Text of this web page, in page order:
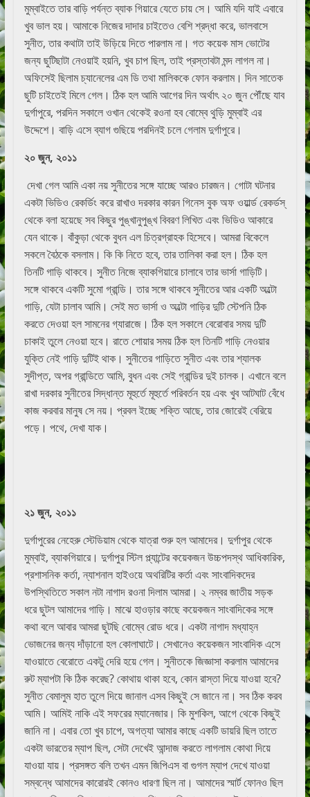
মুম্বাইতে তার বাড়ি পর্যন্ত ব্যাক গিয়ারে যেতে চায় সে। আমি যদি যাই এবারে
খুব ভাল হয়। আমাকে নিজের দাদার চাইতেও বেশি শ্রদ্ধা করে, ভালবাসে
সুনীত, তার কথাটা তাই উড়িয়ে দিতে পারলাম না। গত কয়েক মাস ভোটের
জন্য ছুটিছাটা নেওয়াই হয়নি, খুব চাপ ছিল, তাই প্রস্তাবটা মন্দ লাগল না।
অফিসেই ছিলাম চ্যানেলের এম ডি তথা মালিককে ফোন করলাম। দিন সাতেক
ছুটি চাইতেই মিলে গেল। ঠিক হল আমি আগের দিন অর্থাৎ ২০ জুন পৌঁছে যাব
দুর্গাপুরে, পরদিন সকালে ওখান থেকেই রওনা হব বোম্বে থুড়ি মুম্বাই এর
উদ্দেশে। বাড়ি এসে ব্যাগ গুছিয়ে পরদিনই চলে গেলাম দুর্গাপুরে।
২০জুন, ২০১১
দেখা গেল আমি একা নয় সুনীতের সঙ্গে যাচ্ছে আরও চারজন। গোটা ঘটনার
একটা ভিডিও রেকর্ডিং করে রাখাও দরকার কারন গিনেস বুক অফ ওয়ার্ল্ড রেকর্ডস্‌
থেকে বলা হয়েছে সব কিছুর পুঙ্খানুপুঙ্খ বিবরণ লিখিত এবং ভিডিও আকারে
যেন থাকে। বাঁকুড়া থেকে বুধন এল চিত্রগ্রাহক হিসেবে। আমরা বিকেলে
সকলে বৈঠকে বসলাম। কি কি নিতে হবে, তার তালিকা করা হল। ঠিক হল
তিনটি গাড়ি থাকবে। সুনীত নিজে ব্যাকগিয়ারে চালাবে তার ভার্সা গাড়িটি।
সঙ্গে থাকবে একটি সুমো গ্রান্ডি। তার সঙ্গে থাকবে সুনীতের আর একটি অল্টো
গাড়ি, যেটা চালাব আমি। সেই মত ভার্সা ও অল্টো গাড়ির দুটি স্টেপনি ঠিক
করতে দেওয়া হল সামনের গ্যারাজে। ঠিক হল সকালে বেরোবার সময় দুটি
চাকাই তুলে নেওয়া হবে। রাতে শোয়ার সময় ঠিক হল তিনটি গাড়ি নেওয়ার
যুক্তি নেই গাড়ি দুটিই থাক। সুনীতের গাড়িতে সুনীত এবং তার শ্যালক
সুদীপ্ত, অপর গ্রান্ডিতে আমি, বুধন এবং সেই গ্রান্ডির দুই চালক। এখানে বলে
রাখা দরকার সুনীতের সিদ্ধান্ত মূহুর্তে মূহুর্তে পরিবর্তন হয় এবং খুব আটঘাট বেঁধে
কাজ করবার মানুষ সে নয়। প্রবল ইচ্ছে শক্তি আছে, তার জোরেই বেরিয়ে
পড়ে। পথে, দেখা যাক।
২১জুন, ২০১১
দুর্গাপুরের নেহেরু স্টেডিয়াম থেকে যাত্রা শুরু হল আমাদের। দুর্গাপুর থেকে
মুম্বাই, ব্যাকগিয়ারে। দুর্গাপুর স্টিল প্ল্যান্টের কয়েকজন উচ্চপদস্থ আধিকারিক,
প্রশাসনিক কর্তা, ন্যাশনাল হাইওয়ে অথরিটির কর্তা এবং সাংবাদিকদের
উপস্থিতিতে সকাল নটা নাগাদ রওনা দিলাম আমরা। ২ নম্বর জাতীয় সড়ক
ধরে ছুটল আমাদের গাড়ি। মাঝে হাওড়ার কাছে কয়েকজন সাংবাদিকের সঙ্গে
কথা বলে আবার আমরা ছুটছি বোম্বে রোড ধরে। একটা নাগাদ মধ্যাহ্ন
ভোজনের জন্য দাঁড়ানো হল কোলাঘাটে। সেখানেও কয়েকজন সাংবাদিক এসে
যাওয়াতে বেরোতে একটু দেরি হয়ে গেল। সুনীতকে জিজ্ঞাসা করলাম আমাদের
রুট ম্যাপটা কি ঠিক করেছ? কোথায় থাকা হবে, কোন রাস্তা দিয়ে যাওয়া হবে?
সুনীত বেমালুম হাত তুলে দিয়ে জানাল এসব কিছুই সে জানে না। সব ঠিক করব
আমি। আমিই নাকি এই সফরের ম্যানেজার। কি মুশকিল, আগে থেকে কিছুই
জানি না। এবার তো খুব চাপে, অগত্যা আমার কাছে একটি ডায়রি ছিল তাতে
একটা ভারতের ম্যাপ ছিল, সেটা দেখেই আন্দাজ করতে লাগলাম কোথা দিয়ে
যাওয়া যায়। প্রসঙ্গত বলি তখন এমন জিপিএস বা গুগল ম্যাপ দেখে যাওয়া
সম্বন্ধে আমাদের কারোরই কোনও ধারণা ছিল না। আমাদের স্মার্ট ফোনও ছিল